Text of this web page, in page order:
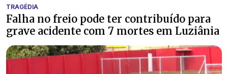
TRAGÉDIA
Falha no freio pode ter contribuído para
grave acidente com 7 mortes em Luziânia